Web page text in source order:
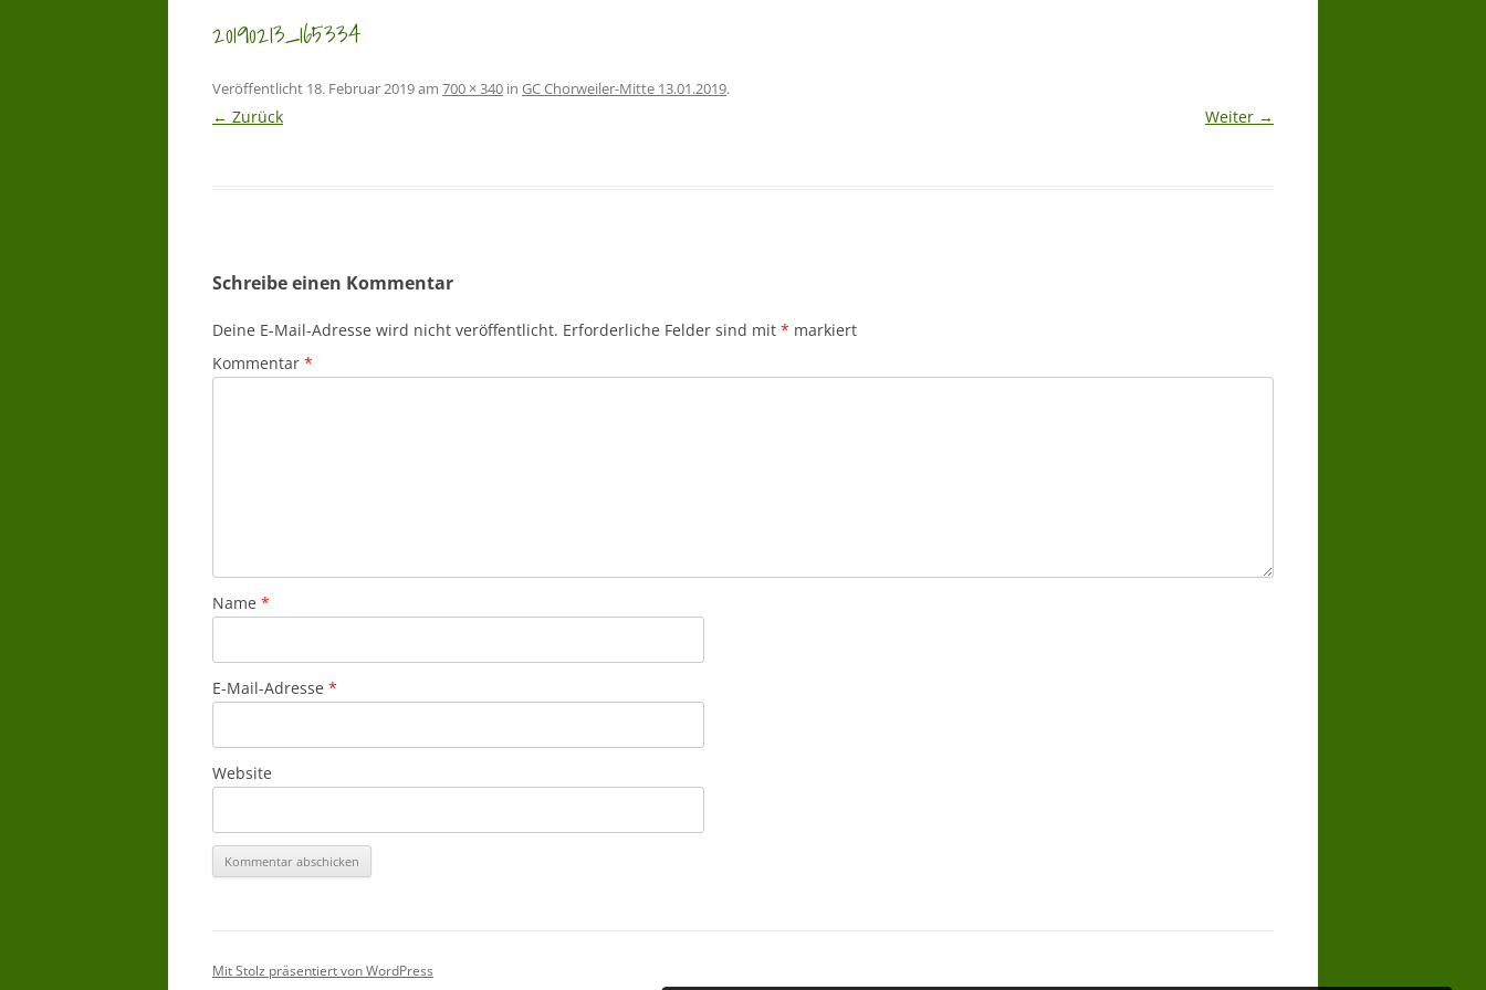
20190213_165334
Veröffentlicht 18. Februar 2019am 700 × 340 in GC Chorweiler-Mitte 13.01.2019.
← Zurück Weiter →
Schreibe einen Kommentar
Deine E-Mail-Adresse wird nicht veröffentlicht. Erforderliche Felder sind mit * markiert
Kommentar *
Name *
E-Mail-Adresse *
Website
Mit Stolz präsentiert von WordPress